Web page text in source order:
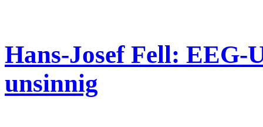
Hans-Josef Fell: EEG-
unsinnig